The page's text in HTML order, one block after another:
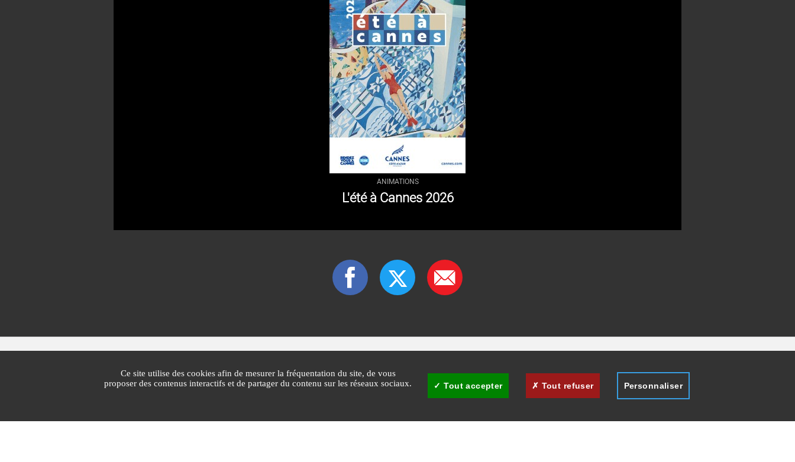
ANIMATIONS
L'été à Cannes 2026
1 Place Bernard Cornut-Gentille
CS 30140
Lun - vend : 7h30 - 19h30 | Sam : 7h30 - 13h30
Ce site utilise des cookies afin de mesurer la fréquentation du site, de vous
proposer des contenus interactifs et de partager du contenu sur les réseaux sociaux.
Tout accepter Tout refuser Personnaliser